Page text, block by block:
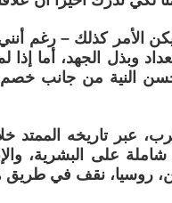
الأمر كذلك – رغم
وبذل الجهد، أما
النية من جانب
عبر تاريخه الممتد
على البشرية،
روسيا، نقف في طريق